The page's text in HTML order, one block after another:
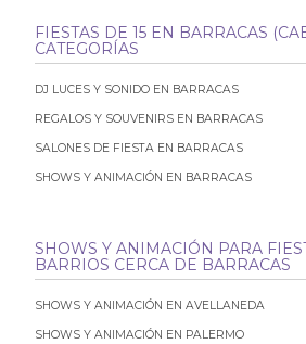
FIESTAS DE 15 EN BARRACAS
CATEGORÍAS
DJ LUCES Y SONIDO EN BARRACAS
REGALOS Y SOUVENIRS EN BARRACAS
SALONES DE FIESTA EN BARRACAS
SHOWS Y ANIMACIÓN EN BARRACAS
SHOWS Y ANIMACIÓN PARA
BARRIOS CERCA DE BARRACAS
SHOWS Y ANIMACIÓN EN AVELLANEDA
SHOWS Y ANIMACIÓN EN PALERMO